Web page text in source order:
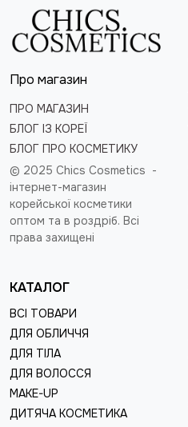
Про магазин
ПРО МАГАЗИН
БЛОГ ІЗ КОРЕЇ
БЛОГ ПРО КОСМЕТИКУ
© 2025 Chics Cosmetics -
інтернет-магазин
корейської косметики
оптом та в роздріб. Всі
права захищені
КАТАЛОГ
ВСІ ТОВАРИ
ДЛЯ ОБЛИЧЧЯ
ДЛЯ ТІЛА
ДЛЯ ВОЛОССЯ
MAKE-UP
ДИТЯЧА КОСМЕТИКА